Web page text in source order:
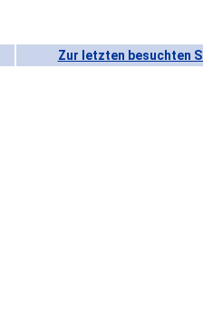
Zur letzten besuchten